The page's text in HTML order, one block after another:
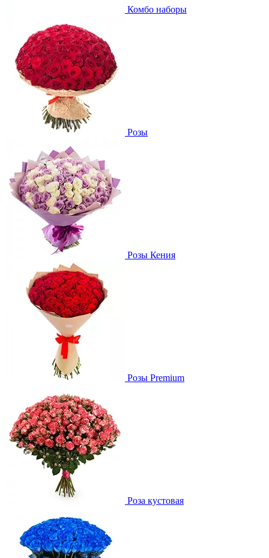
Комбо наборы
Розы
Розы Кения
Розы Premium
Роза кустовая